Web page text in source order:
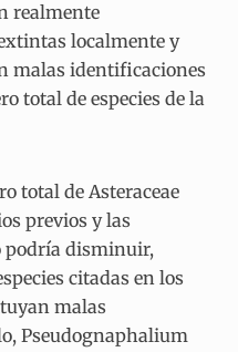
realmente
localmente y
malas identificaciones
total de especies de la
total de Asteraceae
previos y las
podría disminuir,
citadas en los
malas
Pseudognaphalium